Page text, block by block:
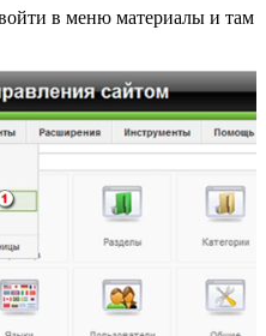
в меню материалы и там